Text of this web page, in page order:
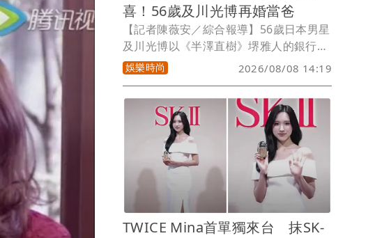
喜！56歲及川光博再婚當爸
【記者陳薇安／綜合報導】56歲日本男星
及川光博以《半澤直樹》堺雅人的銀行同
事一角廣為人熟知，與女星檀麗有過一段
婚姻，2018年簽字離婚。他離婚7年多，
選在令和8年8月8日的好日子宣布再婚，
今天在官網表示已與圈外女友登記，同時
證實有了愛的結晶，將迎接新生命的到
娛樂時尚 2026/08/08 14:19
TWICE Mina首單獨來台 抹SK-